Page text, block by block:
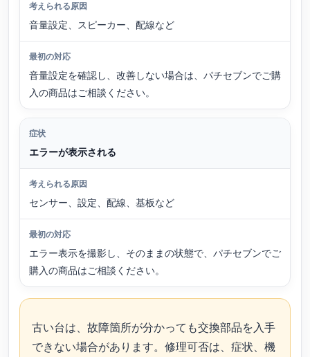
音量設定、スピーカー、配線など
音量設定を確認し、改善しない場合は、パチセブンでご購
入の商品はご相談ください。
エラーが表示される
センサー、設定、配線、基板など
エラー表示を撮影し、そのままの状態で、パチセブンでご
購入の商品はご相談ください。
古い台は、故障箇所が分かっても交換部品を入手
できない場合があります。修理可否は、症状、機